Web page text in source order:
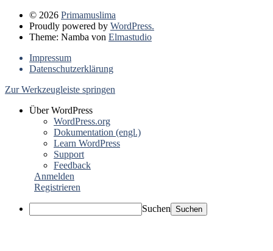
© 2026 Primamuslima
Proudly powered by WordPress.
Theme: Namba von Elmastudio
Impressum
Datenschutzerklärung
Zur Werkzeugleiste springen
Über WordPress
WordPress.org
Dokumentation (engl.)
Learn WordPress
Support
Feedback
Anmelden
Registrieren
Suchen